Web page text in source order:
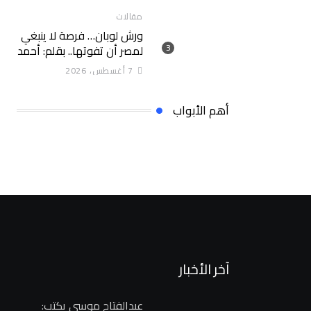
مقالات
ورش لوبان… فرصة لا ينبغي
لمصر أن تفوتها.. بقلم: أحمد
سلام
7 أغسطس، 2026
أهم الأبواب
آخر الأخبار
عبدالفتاح موسى يكتب: